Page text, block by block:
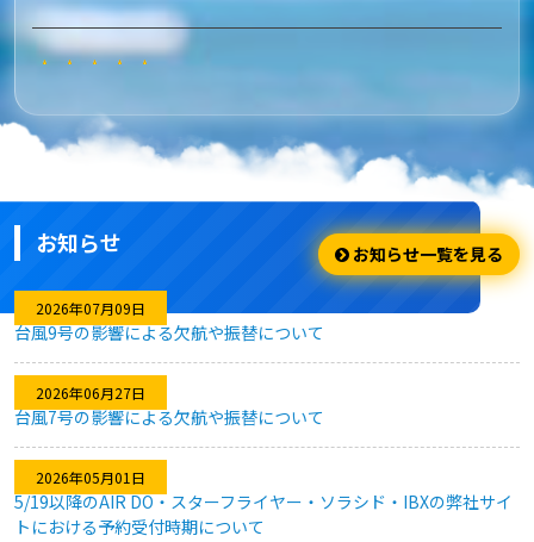
★★★★★
安さ・お得
安くてお得に利用出来ました。
★★★★☆
利用のしやすさ
問題なく利用できました。
★★★★★
キャンセル対応
お知らせ お知らせ一覧を見る
2026年07月09日
台風9号の影響による欠航や振替について
2026年06月27日
台風7号の影響による欠航や振替について
2026年05月01日
5/19以降のAIR DO・スターフライヤー・ソラシド・IBXの弊社サイ
トにおける予約受付時期について